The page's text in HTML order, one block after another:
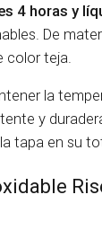
4 horas y
De
color teja.
la
y
tapa en su